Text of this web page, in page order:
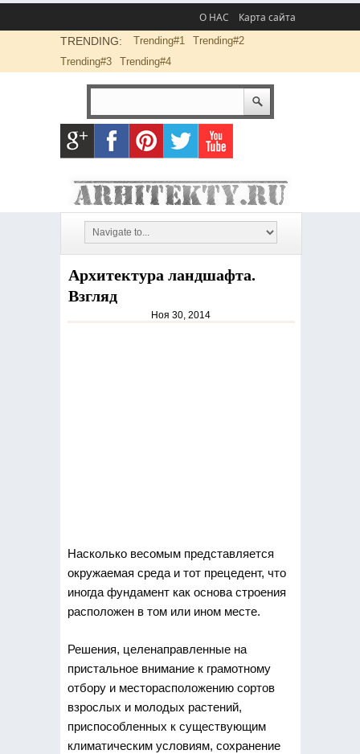
О НАС Карта сайта
TRENDING: Trending#1
Trending#2
Trending#3
Trending#4
Архитектура ландшафта.
Взгляд
Ноя 30, 2014
Насколько весомым представляется
окружаемая среда и тот прецедент, что
иногда фундамент как основа строения
расположен в том или ином месте.
Решения, целенаправленные на
пристальное внимание к грамотному
отбору и месторасположению сортов
взрослых и молодых растений,
приспособленных к существующим
климатическим условиям, сохранение